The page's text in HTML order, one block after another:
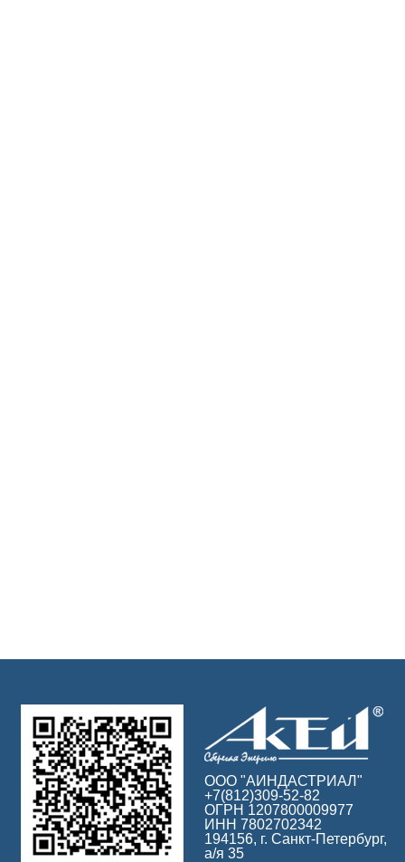
ООО "АИНДАСТРИАЛ"
+7(812)309-52-82
ОГРН 1207800009977
ИНН 7802702342
194156, г. Санкт-Петербург,
а/я 35